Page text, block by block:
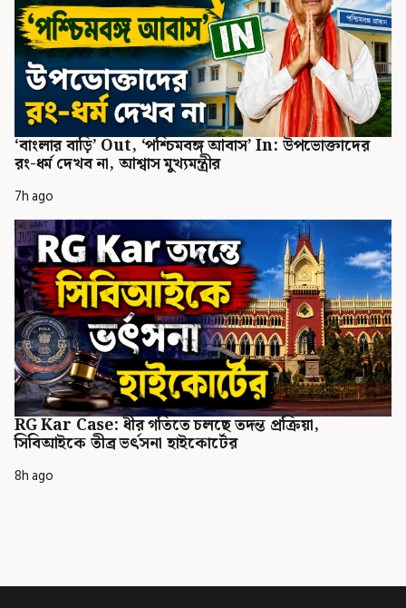
‘বাংলার বাড়ি’ Out, ‘পশ্চিমবঙ্গ আবাস’ In: উপভোক্তাদের
রং-ধর্ম দেখব না, আশ্বাস মুখ্যমন্ত্রীর
7h ago
RG Kar Case: ধীর গতিতে চলছে তদন্ত প্রক্রিয়া,
সিবিআইকে তীব্র ভর্ৎসনা হাইকোর্টের
8h ago